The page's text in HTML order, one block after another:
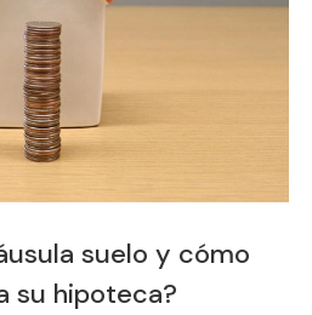
suelo y cómo
su hipoteca?